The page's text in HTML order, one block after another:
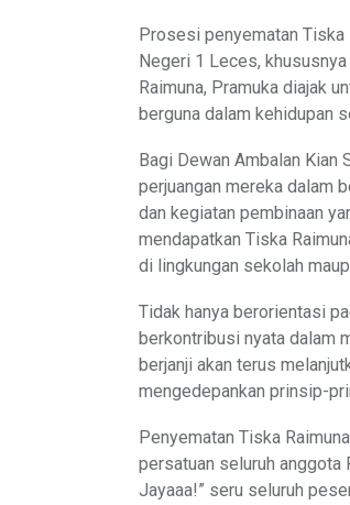
Prosesi penyematan Tiska
Negeri 1 Leces,
Raimuna, Pramuka diajak
berguna dalam kehidupan
Bagi Dewan Ambalan Kian
perjuangan mereka dalam
dan kegiatan pembinaan
mendapatkan Tiska
di lingkungan sekolah
Tidak hanya berorientasi
berkontribusi nyata dalam
berjanji akan terus
mengedepankan prinsip-
Penyematan Tiska
persatuan seluruh anggota
Jayaaa!” seru seluruh